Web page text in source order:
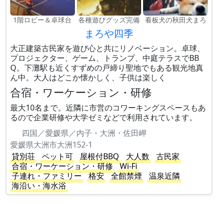
1階ロビー＆卓球台 各種遊びグッズ完備 看板犬の秋田犬まろ
まろや四季
大正建築古民家を遊び心と共にリノベーション。卓球、
プロジェクター、ゲーム、トランプ、中庭テラスでBB
Q。下灘駅も近くすずめの戸締り聖地でもある観光地真
ん中。大人はどこか懐かしく、子供は楽しく
合宿・ワーケーション・研修
最大10名まで。近隣に市営のコワーキングスペースもあ
るので企業研修や大学ゼミなどで利用されています。
四国／愛媛県／内子・大洲・佐田岬
愛媛県大洲市大洲152-1
貸別荘
ペット可 屋根付BBQ 大人数
古民家
合宿・ワーケーション・研修
Wi-Fi
子連れ・ファミリー
格安 全館禁煙
温泉近隣
海沿い・海水浴